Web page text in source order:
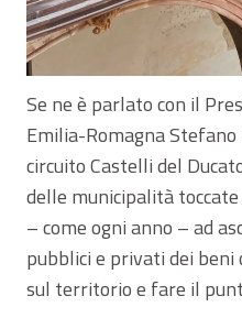
Se ne è parlato con il
Emilia-Romagna
circuito Castelli del
delle municipalità
– come ogni anno – ad
pubblici e privati dei
sul territorio e fare il